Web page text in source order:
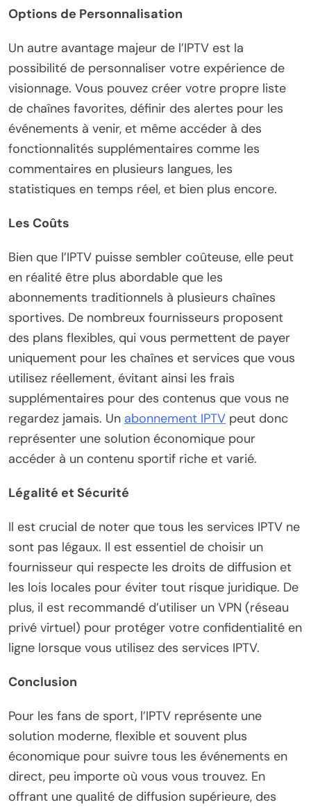
Options de Personnalisation
Un autre avantage majeur de l’IPTV est la
possibilité de personnaliser votre expérience de
visionnage. Vous pouvez créer votre propre liste
de chaînes favorites, définir des alertes pour les
événements à venir, et même accéder à des
fonctionnalités supplémentaires comme les
commentaires en plusieurs langues, les
statistiques en temps réel, et bien plus encore.
Les Coûts
Bien que l’IPTV puisse sembler coûteuse, elle peut
en réalité être plus abordable que les
abonnements traditionnels à plusieurs chaînes
sportives. De nombreux fournisseurs proposent
des plans flexibles, qui vous permettent de payer
uniquement pour les chaînes et services que vous
utilisez réellement, évitant ainsi les frais
supplémentaires pour des contenus que vous ne
regardez jamais. Un abonnement IPTV peut donc
représenter une solution économique pour
accéder à un contenu sportif riche et varié.
Légalité et Sécurité
Il est crucial de noter que tous les services IPTV ne
sont pas légaux. Il est essentiel de choisir un
fournisseur qui respecte les droits de diffusion et
les lois locales pour éviter tout risque juridique. De
plus, il est recommandé d’utiliser un VPN (réseau
privé virtuel) pour protéger votre confidentialité en
ligne lorsque vous utilisez des services IPTV.
Conclusion
Pour les fans de sport, l’IPTV représente une
solution moderne, flexible et souvent plus
économique pour suivre tous les événements en
direct, peu importe où vous vous trouvez. En
offrant une qualité de diffusion supérieure, des